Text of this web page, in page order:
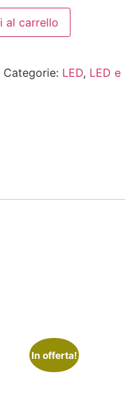
al carrello
Categorie: LED, LED
In offerta!